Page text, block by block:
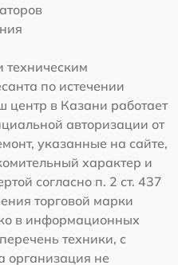
по истечении
центр в Казани работает
авторизации от
указанные на сайте,
характер и
согласно п. 2 ст. 437
торговой марки
в информационных
техники, с
организация не